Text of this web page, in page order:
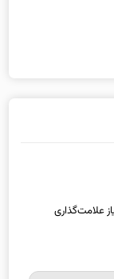
علامت‌گذاری